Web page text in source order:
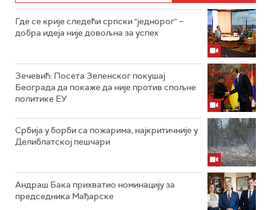
Где се крије следећи српски "једнорог" –
добра идеја није довољна за успех
Зечевић: Посета Зеленског покушај
Београда да покаже да није против спољне
политике ЕУ
Србија у борби са пожарима, најкритичније у
Делиблатској пешчари
Андраш Бака прихватио номинацију за
председника Мађарске